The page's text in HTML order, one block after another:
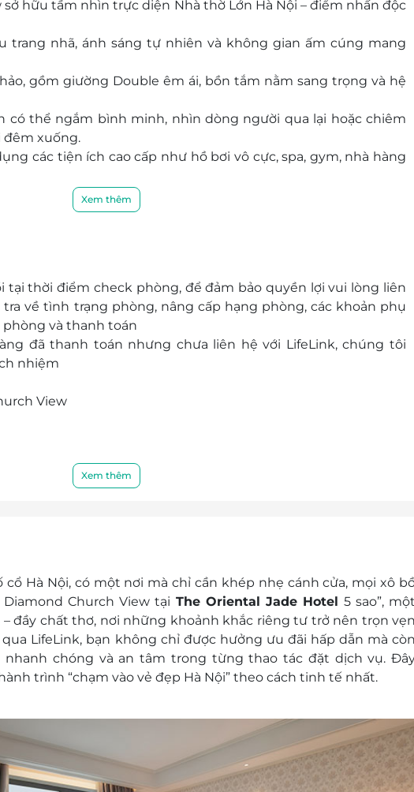
hữu tầm nhìn trực diện Nhà thờ Lớn Hà Nội – điểm nhấn độc
trang nhã, ánh sáng tự nhiên và không gian ấm cúng mang
gồm giường Double êm ái, bồn tắm nằm sang trọng và hệ
có thể ngắm bình minh, nhìn dòng người qua lại hoặc chiêm
xuống.
các tiện ích cao cấp như hồ bơi vô cực, spa, gym, nhà hàng
nhận ưu đãi hấp dẫn, đảm bảo tiện lợi – nhanh chóng – an
Xem thêm
tại thời điểm check phòng, để đảm bảo quyền lợi vui lòng liên
về tình trạng phòng, nâng cấp hạng phòng, các khoản phụ
và thanh toán
đã thanh toán nhưng chưa liên hệ với LifeLink, chúng tôi
nhiệm
View
bị đầy đủ các trang thiết bị hiện đại
mùa
tập thể dục (tầng 11) và Hồ bơi vô cực ngoài trời (tầng 12)
không dây tốc độ cao cho tất cả khách
cho bất kỳ kỳ nghỉ đặc biệt nào (Sinh nhật/Tuần trăng mật/Kỷ
phục vụ và thuế GTGT
khác:
giường với bố mẹ: miễn phí tiền phòng và ăn sáng. Tối đa
giường với bố mẹ: tính phí ăn sáng 600,000 VNĐ cho 1
Xem thêm
Hà Nội, có một nơi mà chỉ cần khép nhẹ cánh cửa, mọi xô
Church View tại The Oriental Jade Hotel 5 sao”, một
đầy chất thơ, nơi những khoảnh khắc riêng tư trở nên trọn vẹn
LifeLink, bạn không chỉ được hưởng ưu đãi hấp dẫn mà còn
chóng và an tâm trong từng thao tác đặt dịch vụ.
trình “chạm vào vẻ đẹp Hà Nội” theo cách tinh tế nhất.